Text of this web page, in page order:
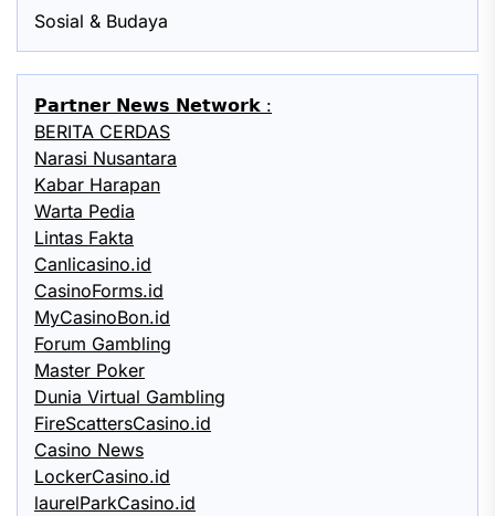
Sosial & Budaya
𝗣𝗮𝗿𝘁𝗻𝗲𝗿 𝗡𝗲𝘄𝘀 𝗡𝗲𝘁𝘄𝗼𝗿𝗸 :
BERITA CERDAS
Narasi Nusantara
Kabar Harapan
Warta Pedia
Lintas Fakta
Canlicasino.id
CasinoForms.id
MyCasinoBon.id
Forum Gambling
Master Poker
Dunia Virtual Gambling
FireScattersCasino.id
Casino News
LockerCasino.id
laurelParkCasino.id